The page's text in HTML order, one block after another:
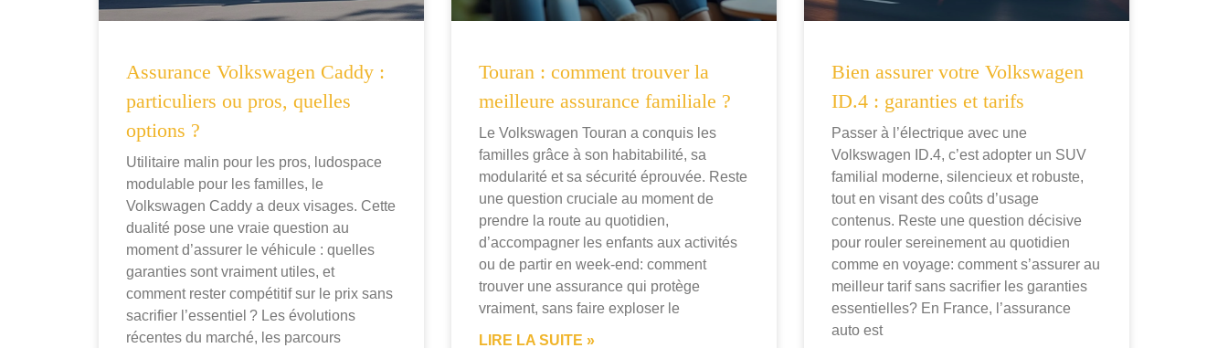
Assurance Volkswagen Caddy :
particuliers ou pros, quelles
options ?
Utilitaire malin pour les pros, ludospace
modulable pour les familles, le
Volkswagen Caddy a deux visages. Cette
dualité pose une vraie question au
moment d’assurer le véhicule : quelles
garanties sont vraiment utiles, et
comment rester compétitif sur le prix sans
sacrifier l’essentiel ? Les évolutions
récentes du marché, les parcours
Touran : comment trouver la
meilleure assurance familiale ?
Le Volkswagen Touran a conquis les
familles grâce à son habitabilité, sa
modularité et sa sécurité éprouvée. Reste
une question cruciale au moment de
prendre la route au quotidien,
d’accompagner les enfants aux activités
ou de partir en week-end: comment
trouver une assurance qui protège
vraiment, sans faire exploser le
LIRE LA SUITE »
Bien assurer votre Volkswagen
ID.4 : garanties et tarifs
Passer à l’électrique avec une
Volkswagen ID.4, c’est adopter un SUV
familial moderne, silencieux et robuste,
tout en visant des coûts d’usage
contenus. Reste une question décisive
pour rouler sereinement au quotidien
comme en voyage: comment s’assurer au
meilleur tarif sans sacrifier les garanties
essentielles? En France, l’assurance
auto est